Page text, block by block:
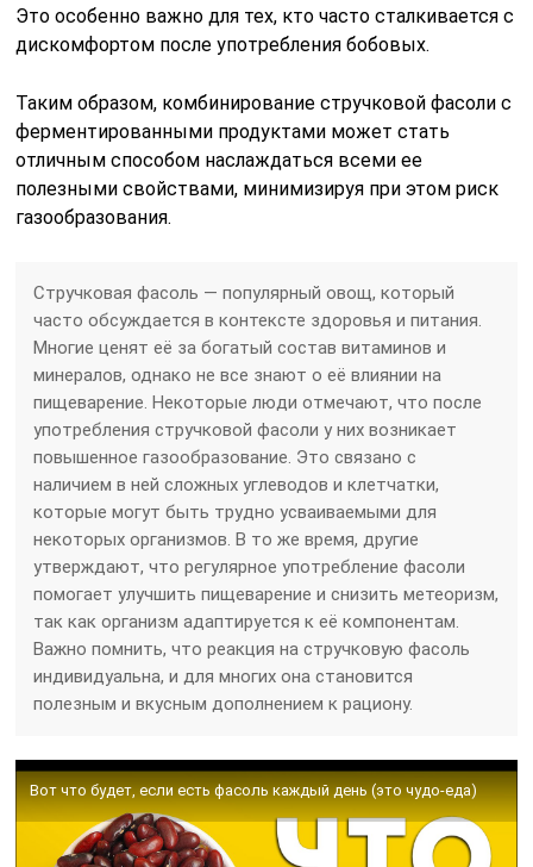
Это особенно важно для тех, кто часто сталкивается с
дискомфортом после употребления бобовых.
Таким образом, комбинирование стручковой фасоли с
ферментированными продуктами может стать
отличным способом наслаждаться всеми ее
полезными свойствами, минимизируя при этом риск
газообразования.
Стручковая фасоль — популярный овощ, который
часто обсуждается в контексте здоровья и питания.
Многие ценят её за богатый состав витаминов и
минералов, однако не все знают о её влиянии на
пищеварение. Некоторые люди отмечают, что после
употребления стручковой фасоли у них возникает
повышенное газообразование. Это связано с
наличием в ней сложных углеводов и клетчатки,
которые могут быть трудно усваиваемыми для
некоторых организмов. В то же время, другие
утверждают, что регулярное употребление фасоли
помогает улучшить пищеварение и снизить метеоризм,
так как организм адаптируется к её компонентам.
Важно помнить, что реакция на стручковую фасоль
индивидуальна, и для многих она становится
полезным и вкусным дополнением к рациону.
Вот что будет, если есть фасоль каждый день (это чудо-еда)